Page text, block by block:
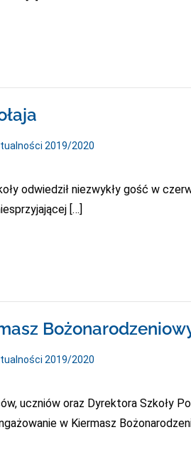
2019/2020
odwiedził niezwykły gość w
[…]
2019/2020
uczniów oraz Dyrektora Szkoły
w Kiermasz